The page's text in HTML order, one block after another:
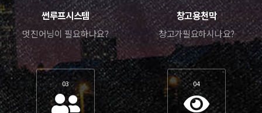
썬루프시스템
멋진어닝이 필요하나요?
창고용천막
창고가필요하시나요?
03 04